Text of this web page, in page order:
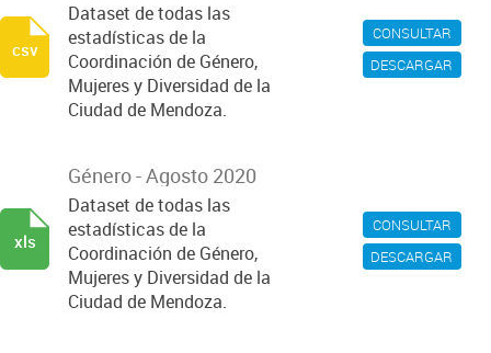
CONSULTAR
DESCARGAR
Dataset de todas las
estadísticas de la
Coordinación de Género,
Mujeres y Diversidad de la
Ciudad de Mendoza.
csv
CONSULTAR
DESCARGAR
Género - Agosto 2020
Dataset de todas las
estadísticas de la
Coordinación de Género,
Mujeres y Diversidad de la
Ciudad de Mendoza.
xls